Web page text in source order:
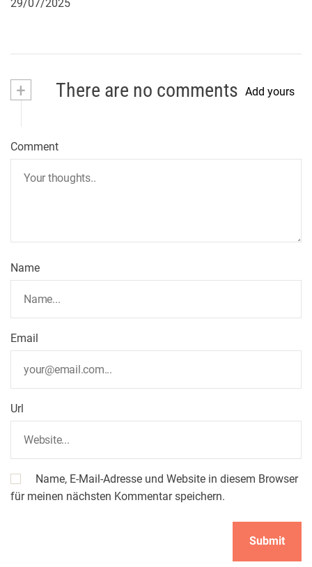
29/07/2025
+ There are no comments Add yours
Comment
Name
Email
Url
Name, E-Mail-Adresse und Website in diesem Browser
für meinen nächsten Kommentar speichern.